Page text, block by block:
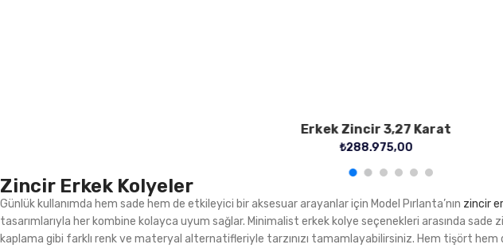
Erkek Zincir 0,70 Karat
₺106.125,00
Zincir Erkek Kolyeler
Günlük kullanımda hem sade hem de etkileyici bir aksesuar arayanlar için Model Pırlanta’nın zincir
tasarımlarıyla her kombine kolayca uyum sağlar. Minimalist erkek kolye seçenekleri arasında sade
kaplama gibi farklı renk ve materyal alternatifleriyle tarzınızı tamamlayabilirsiniz. Hem tişört hem